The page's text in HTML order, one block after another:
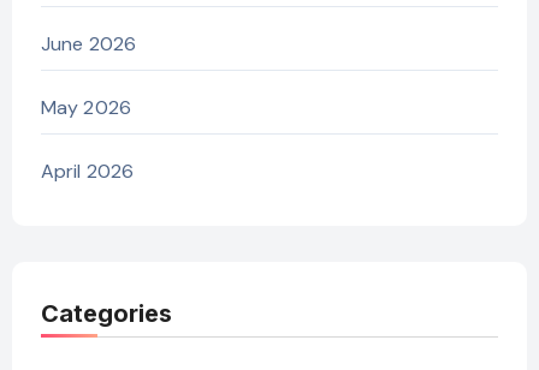
June 2026
May 2026
April 2026
Categories